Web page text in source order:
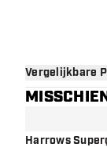
Vergelijkbare
Harrows